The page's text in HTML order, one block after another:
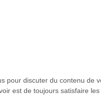
pour discuter du contenu de
est de toujours satisfaire